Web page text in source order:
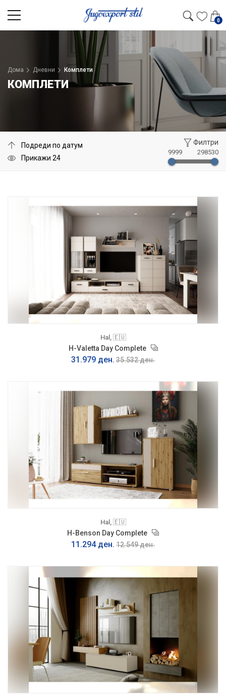
0
Дома Дневни Комплети
КОМПЛЕТИ
Филтри
9999 298530
Hal, 🇪🇺
H-Valetta Day Complete
31.979 ден. 35.532 ден.
Hal, 🇪🇺
H-Benson Day Complete
11.294 ден. 12.549 ден.